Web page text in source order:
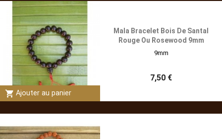
shopping_cart Ajouter au panier
Mala Bracelet Bois De Santal
Rouge Ou Rosewood 9mm
9mm
7,50 €